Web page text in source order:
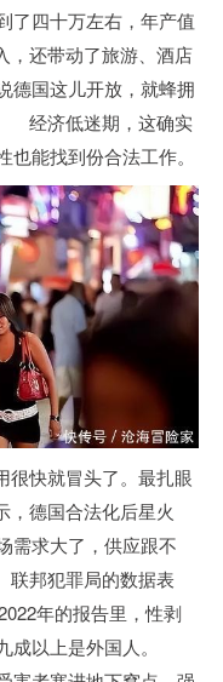
了四十万左右，年产值
还带动了旅游、酒店
德国这儿开放，就蜂拥
经济低迷期，这确实
能找到份合法工作。
快就冒头了。最扎眼
德国合法化后星火
需求大了，供应跟不
邦犯罪局的数据表
年的报告里，性剥
成以上是外国人。